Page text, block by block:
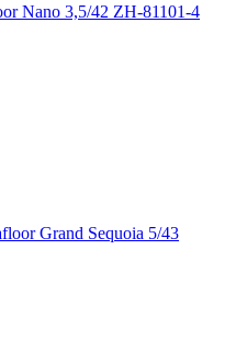
Nano 3,5/42 ZH-81101-4